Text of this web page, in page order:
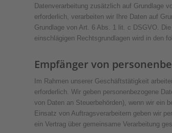
Datenverarbeitung zusätzlich auf Grundlage
erforderlich, verarbeiten wir Ihre Daten auf
Grundlage von Art. 6 Abs. 1 lit. c DSGVO.
einschlägigen Rechtsgrundlagen wird in den
Empfänger von
Im Rahmen unserer Geschäftstätigkeit
erforderlich. Wir geben personenbezogene
von Daten an Steuerbehörden), wenn wir ein
Einsatz von Auftragsverarbeitern geben wir
ein Vertrag über gemeinsame Verarbeitung